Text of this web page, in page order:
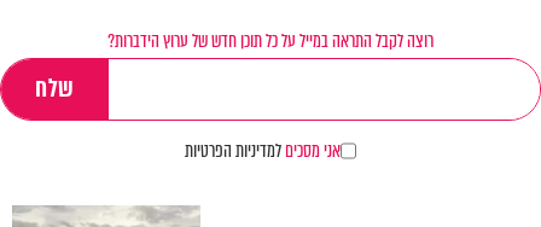
רוצה לקבל התראה במייל על כל תוכן חדש של ערוץ הידברות?
אני מסכיםלמדיניות הפרטיות